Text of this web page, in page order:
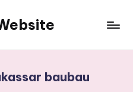
baubau